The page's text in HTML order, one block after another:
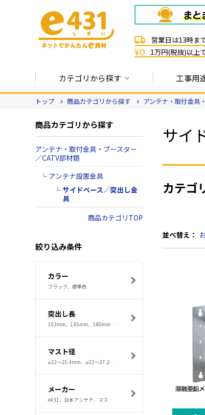
営業日は13時ま
¥0 1万円(税抜)以上
カテゴリから探す 工事用
トップ 商品カテゴリから探す アンテナ・取付金具
商品カテゴリから探す
アンテナ・取付金具・ブースター
／CATV部材類
アンテナ設置金具
サイドベース／突出し金
具
商品カテゴリTOP
絞り込み条件
カラー
ブラック、標準色
突出し長
103mm、165mm、180mm、196mm、197mm
マスト径
φ22～25.4mm、φ22～27.2mm、φ22～32mm、φ25～32mm、φ32mm以下
メーカー
e431、日本アンテナ、マスプロ電工、DXアンテナ
サイ
カテゴ
並べ替え：